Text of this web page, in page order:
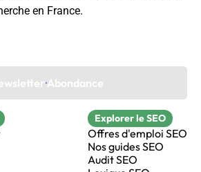
en France.
Abondance
Explorer le SEO
Offres d'emploi SEO
Nos guides SEO
Audit SEO